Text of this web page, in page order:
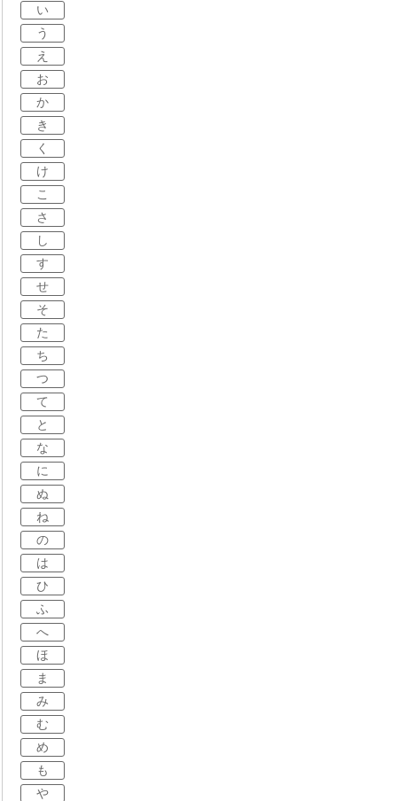
い
う
え
お
か
き
く
け
こ
さ
し
す
せ
そ
た
ち
つ
て
と
な
に
ぬ
ね
の
は
ひ
ふ
へ
ほ
ま
み
む
め
も
や